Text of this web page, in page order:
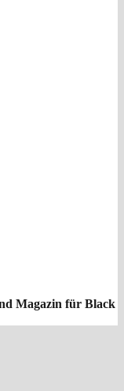
Magazin für Black